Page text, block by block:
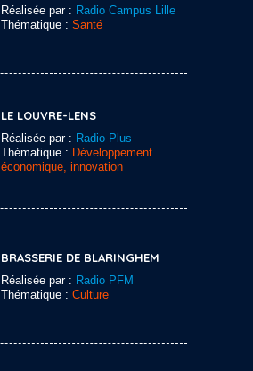
Réalisée par : Radio Campus Lille
Thématique : Santé
LE LOUVRE-LENS
Réalisée par : Radio Plus
Thématique : Développement
économique, innovation
BRASSERIE DE BLARINGHEM
Réalisée par : Radio PFM
Thématique : Culture